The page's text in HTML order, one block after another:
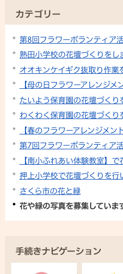
カテゴリー
第8回フラワーボランティア
熟田小学校の花壇づくりをし
オオキンケイギク抜取り作業
【母の日フラワーアレンジ
たいよう保育園の花壇づくり
わくわく保育園の花壇づくり
【春のフラワーアレンジメン
第7回フラワーボランティア
【南小ふれあい体験教室】
押上小学校で花壇づくりを行
さくら市の花と緑
花や緑の写真を募集していま
手続きナビゲーション